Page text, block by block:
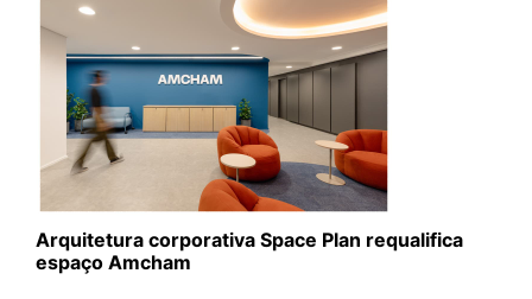
Arquitetura corporativa Space Plan requalifica
espaço Amcham